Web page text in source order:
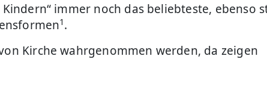
immer noch das beliebteste, ebenso
1 .
Kirche wahrgenommen werden, da zeigen